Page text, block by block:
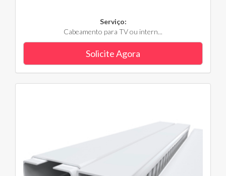
Serviço:
Cabeamento para TV ou intern...
Solicite Agora